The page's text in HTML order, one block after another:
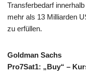
Transferbedarf
mehr als 13 Milliarden
zu erfüllen.
Goldman Sachs
Pro7Sat1: „Buy“ –